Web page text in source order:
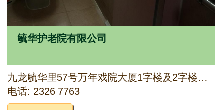
毓华护老院有限公司
九龙毓华里57号万年戏院大厦1字楼及2字楼，毓华里51号及毓华街70号地下部份
电话: 2326 7763